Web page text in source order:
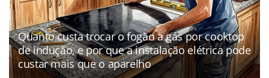
Quanto custa trocar o fogão a gás por cooktop
de indução, e por que a instalação elétrica pode
custar mais que o aparelho